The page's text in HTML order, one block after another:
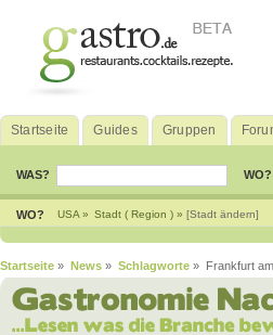
Startseite Guides Gruppen
WAS? WO?
WO? USA » Stadt ( Region ) » [Stadt ändern]
Startseite » News » Schlagworte » Frankfurt